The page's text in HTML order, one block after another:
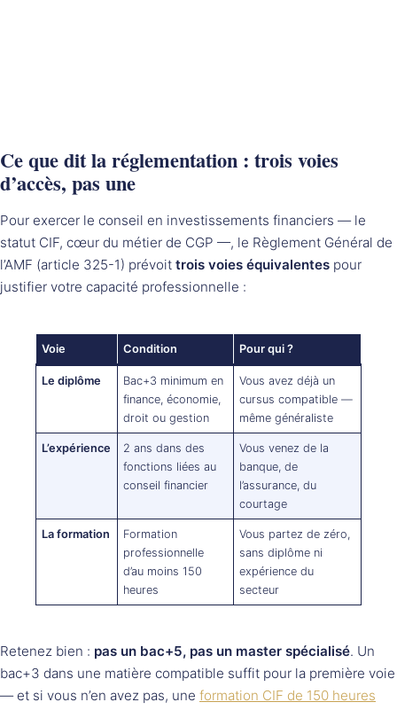
Ce que dit la réglementation : trois voies
d’accès, pas une
Pour exercer le conseil en investissements financiers — le
statut CIF, cœur du métier de CGP —, le Règlement Général de
l’AMF (article 325-1) prévoit trois voies équivalentes pour
justifier votre capacité professionnelle :
Voie Condition Pour qui ?
Le diplôme
Bac+3 minimum en
finance, économie,
droit ou gestion
Vous avez déjà un
cursus compatible —
même généraliste
L’expérience
2 ans dans des
fonctions liées au
conseil financier
Vous venez de la
banque, de
l’assurance, du
courtage
La formation
Formation
professionnelle
d’au moins 150
heures
Vous partez de zéro,
sans diplôme ni
expérience du
secteur
Retenez bien : pas un bac+5, pas un master spécialisé. Un
bac+3 dans une matière compatible suffit pour la première voie
— et si vous n’en avez pas, une formation CIF de 150 heures